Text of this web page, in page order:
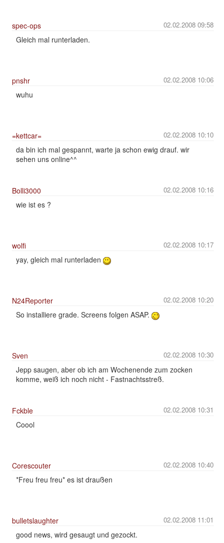
02.02.2008 09:58
spec-ops
Gleich mal runterladen.
02.02.2008 10:06
pnshr
wuhu
02.02.2008 10:10
=kettcar=
da bin ich mal gespannt, warte ja schon ewig drauf. wir
sehen uns online^^
02.02.2008 10:16
Bolli3000
wie ist es ?
02.02.2008 10:17
wolfi
yay, gleich mal runterladen
02.02.2008 10:20
N24Reporter
So installiere grade. Screens folgen ASAP.
02.02.2008 10:30
Sven
Jepp saugen, aber ob ich am Wochenende zum zocken
komme, weiß ich noch nicht - Fastnachtsstreß.
02.02.2008 10:31
Fckble
Coool
02.02.2008 10:40
Corescouter
*Freu freu freu* es ist draußen
02.02.2008 11:01
bulletslaughter
good news, wird gesaugt und gezockt.